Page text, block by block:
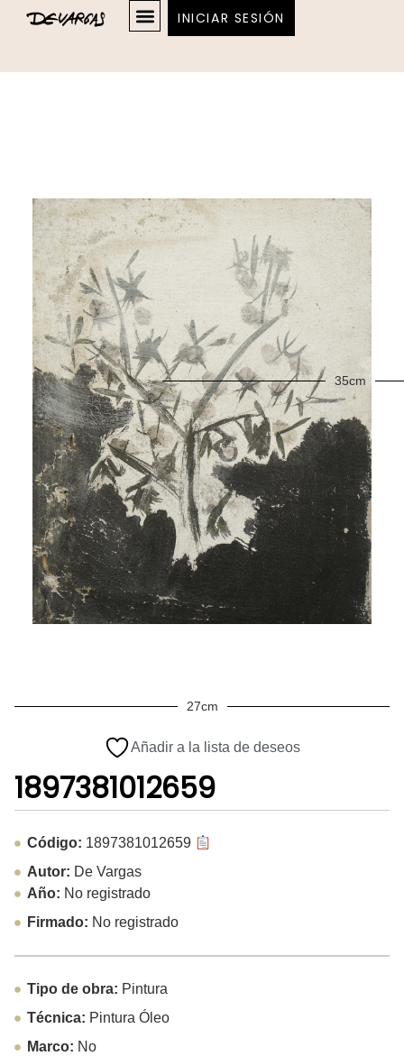
INICIAR SESIÓN
27cm
Añadir a la lista de deseos
35cm
1897381012659
Código: 1897381012659
Autor: De Vargas
Año: No registrado
Firmado: No registrado
Tipo de obra: Pintura
Técnica: Pintura Óleo
Marco: No